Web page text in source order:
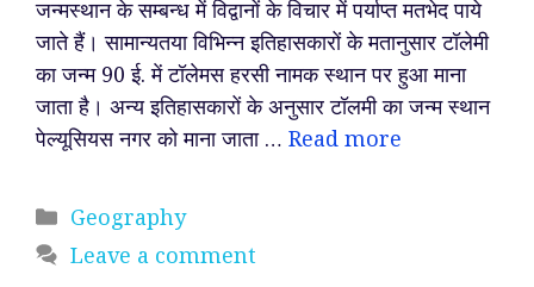
जन्मस्थान के सम्बन्ध में विद्वानों के विचार में पर्याप्त मतभेद पाये
जाते हैं। सामान्यतया विभिन्न इतिहासकारों के मतानुसार टॉलेमी
का जन्म 90 ई. में टॉलेमस हरसी नामक स्थान पर हुआ माना
जाता है। अन्य इतिहासकारों के अनुसार टॉलमी का जन्म स्थान
पेल्यूसियस नगर को माना जाता … Read more
Categories
Geography
Leave a comment